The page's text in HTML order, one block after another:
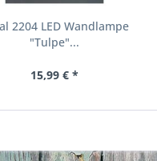
2204 LED Wandlampe
"Tulpe"...
15,99 € *